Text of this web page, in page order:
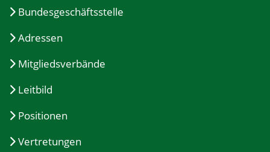
Bundesgeschäftsstelle
Adressen
Mitgliedsverbände
Leitbild
Positionen
Vertretungen